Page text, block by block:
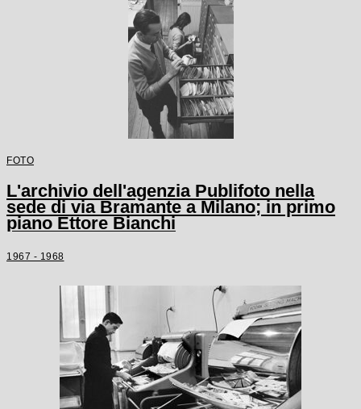
FOTO
L'archivio dell'agenzia Publifoto nella
sede di via Bramante a Milano; in primo
piano Ettore Bianchi
1967 - 1968